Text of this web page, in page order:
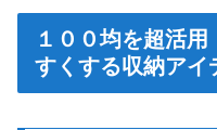
１００均を超活
すくする収納アイ